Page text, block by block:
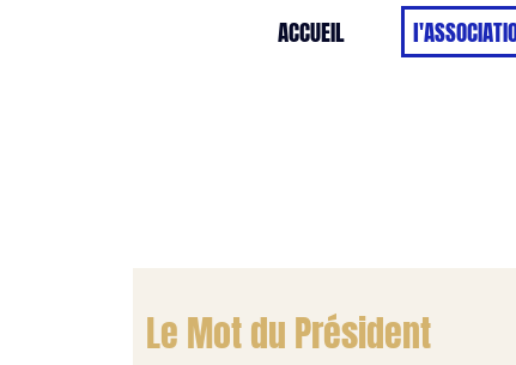
l'ASSOCIATION
Le Mot du Président